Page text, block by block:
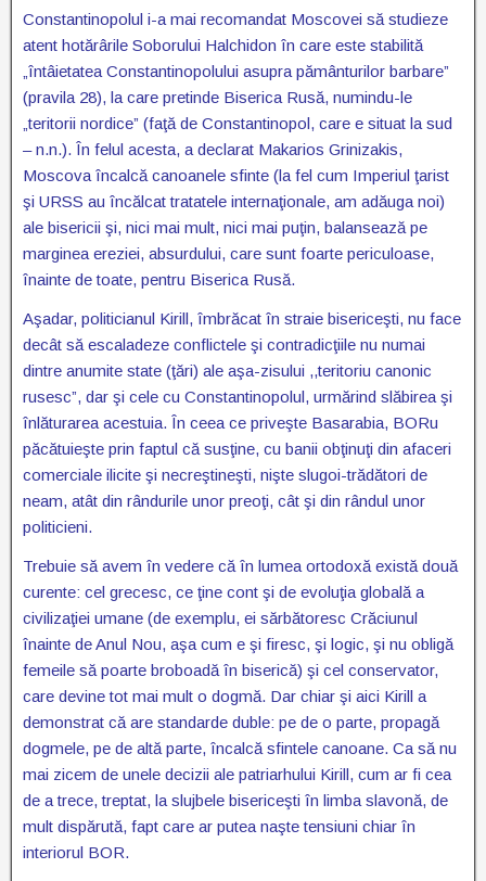
Constantinopolul i-a mai recomandat Moscovei să studieze
atent hotărârile Soborului Halchidon în care este stabilită
„întâietatea Constantinopolului asupra pământurilor barbare”
(pravila 28), la care pretinde Biserica Rusă, numindu-le
„teritorii nordice” (faţă de Constantinopol, care e situat la sud
– n.n.). În felul acesta, a declarat Makarios Grinizakis,
Moscova încalcă canoanele sfinte (la fel cum Imperiul ţarist
şi URSS au încălcat tratatele internaţionale, am adăuga noi)
ale bisericii şi, nici mai mult, nici mai puţin, balansează pe
marginea ereziei, absurdului, care sunt foarte periculoase,
înainte de toate, pentru Biserica Rusă.
Aşadar, politicianul Kirill, îmbrăcat în straie bisericeşti, nu face
decât să escaladeze conflictele şi contradicţiile nu numai
dintre anumite state (ţări) ale aşa-zisului ,,teritoriu canonic
rusesc”, dar şi cele cu Constantinopolul, urmărind slăbirea şi
înlăturarea acestuia. În ceea ce priveşte Basarabia, BORu
păcătuieşte prin faptul că susţine, cu banii obţinuţi din afaceri
comerciale ilicite şi necreştineşti, nişte slugoi-trădători de
neam, atât din rândurile unor preoţi, cât şi din rândul unor
politicieni.
Trebuie să avem în vedere că în lumea ortodoxă există două
curente: cel grecesc, ce ţine cont şi de evoluţia globală a
civilizaţiei umane (de exemplu, ei sărbătoresc Crăciunul
înainte de Anul Nou, aşa cum e şi firesc, şi logic, şi nu obligă
femeile să poarte broboadă în biserică) şi cel conservator,
care devine tot mai mult o dogmă. Dar chiar şi aici Kirill a
demonstrat că are standarde duble: pe de o parte, propagă
dogmele, pe de altă parte, încalcă sfintele canoane. Ca să nu
mai zicem de unele decizii ale patriarhului Kirill, cum ar fi cea
de a trece, treptat, la slujbele bisericeşti în limba slavonă, de
mult dispărută, fapt care ar putea naşte tensiuni chiar în
interiorul BOR.